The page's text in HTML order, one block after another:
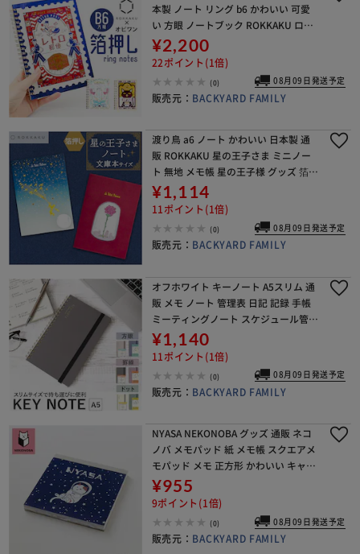
本製 ノート リング b6 かわいい 可愛
い 方眼 ノートブック ROKKAKU ロッ
カク ステーショナリー 文房具 文具 お
しゃれ オシャレ キュート ギフ
¥2,200
22ポイント(1倍)
(0) 08月09日発送予定
販売元： BACKYARD FAMILY
渡り鳥 a6 ノート かわいい 日本製 通
販 ROKKAKU 星の王子さま ミニノー
ト 無地 メモ帳 星の王子様 グッズ 箔押
し 自由帳 文庫本 サイズ A6サイズ サ
ンテグジュペリ 作家 コラボ 小
¥1,114
11ポイント(1倍)
(0) 08月09日発送予定
販売元： BACKYARD FAMILY
オフホワイト キーノート A5スリム 通
販 メモ ノート 管理表 日記 記録 手帳
ミーティングノート スケジュール管理
タスク管理 ミーツプランナー デイリ
ープランナー 健康管理 仕事 プライベ
¥1,140
11ポイント(1倍)
(0) 08月09日発送予定
販売元： BACKYARD FAMILY
NYASA NEKONOBA グッズ 通販 ネコ
ノバ メモパッド 紙 メモ帳 スクエアメ
モパッド メモ 正方形 かわいい キャラ
クター 猫 ねこ ネコ 猫グッズ NYASA
ニャサ おしゃれ 可愛い
¥955
9ポイント(1倍)
(0) 08月09日発送予定
販売元： BACKYARD FAMILY